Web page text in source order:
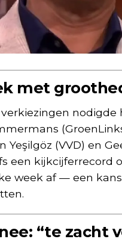
met
Yeşilgöz (VVD) en
een kijkcijferrecord
week af — een
“te zacht